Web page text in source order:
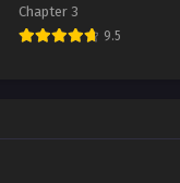
Chapter 3
9.5